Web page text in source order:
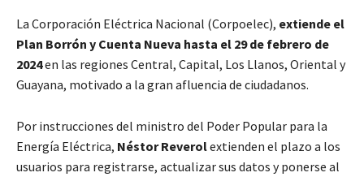
La Corporación Eléctrica Nacional (Corpoelec), extiende el
Plan Borrón y Cuenta Nueva hasta el 29 de febrero de
2024en las regiones Central, Capital, Los Llanos, Oriental y
Guayana, motivado a la gran afluencia de ciudadanos.
Por instrucciones del ministro del Poder Popular para la
Energía Eléctrica, Néstor Reverolextienden el plazo a los
usuarios para registrarse, actualizar sus datos y ponerse al